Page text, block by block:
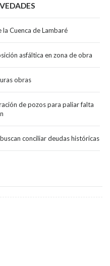
Cuenca de Lambaré
asfáltica en zona de obra
obras
de pozos para paliar falta
conciliar deudas históricas